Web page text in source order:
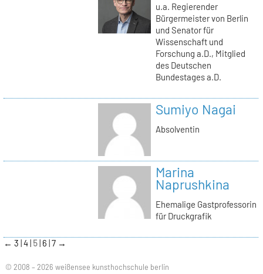
u.a. Regierender
Bürgermeister von Berlin
und Senator für
Wissenschaft und
Forschung a.D., Mitglied
des Deutschen
Bundestages a.D.
Sumiyo Nagai
Absolventin
Marina
Naprushkina
Ehemalige Gastprofessorin
für Druckgrafik
← 3 4 5 6 7 →
© 2008 – 2026 weißensee kunsthochschule berlin